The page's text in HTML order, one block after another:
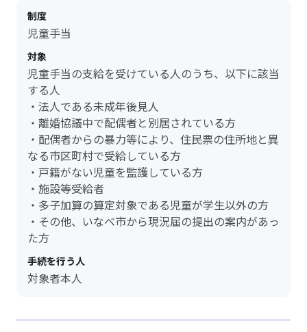
制度
児童手当
対象
児童手当の支給を受けている人のうち、以下に該当
する人
・法人である未成年後見人
・離婚協議中で配偶者と別居されている方
・配偶者からの暴力等により、住民票の住所地と異
なる市区町村で受給している方
・戸籍がない児童を監護している方
・施設等受給者
・多子加算の算定対象である児童が学生以外の方
・その他、いなべ市から現況届の提出の案内があっ
た方
手続を行う人
対象者本人